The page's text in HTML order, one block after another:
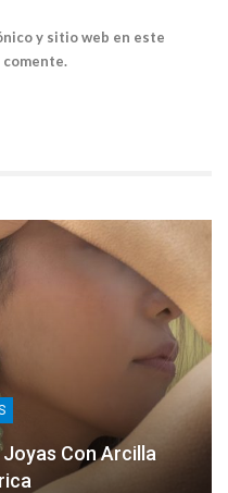
y sitio web en este
comente.
Con Arcilla